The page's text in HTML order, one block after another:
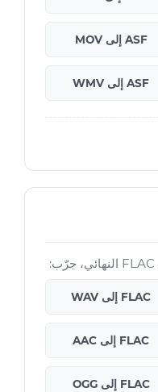
ASF إلى MOV
ASF إلى WMV
FLAC إلى WAV
FLAC إلى AAC
FLAC إلى OGG